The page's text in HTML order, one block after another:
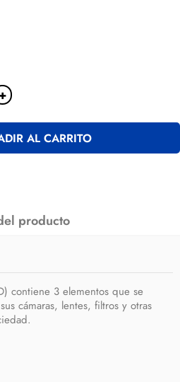
+
AL CARRITO
producto
contiene 3 elementos que se
cámaras, lentes, filtros y otras